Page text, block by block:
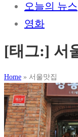
오늘의 뉴스
영화
[태그:] 서
Home » 서울맛집